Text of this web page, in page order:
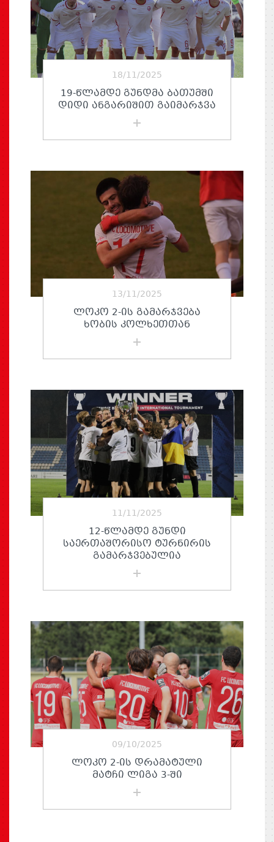
18/11/2025
19-ᲬᲚᲐᲛᲓᲔ ᲒᲣᲜᲓᲛᲐ ᲑᲐᲗᲣᲛᲨᲘ
ᲓᲘᲓᲘ ᲐᲜᲒᲐᲠᲘᲨᲘᲗ ᲒᲐᲘᲛᲐᲠᲯᲕᲐ
13/11/2025
ᲚᲝᲙᲝ 2-ᲘᲡ ᲒᲐᲛᲐᲠᲯᲕᲔᲑᲐ
ᲮᲝᲑᲘᲡ ᲙᲝᲚᲮᲔᲗᲗᲐᲜ
11/11/2025
12-ᲬᲚᲐᲛᲓᲔ ᲒᲣᲜᲓᲘ
ᲡᲐᲔᲠᲗᲐᲨᲝᲠᲘᲡᲝ ᲢᲣᲠᲜᲘᲠᲘᲡ
ᲒᲐᲛᲐᲠᲯᲕᲔᲑᲣᲚᲘᲐ
09/10/2025
ᲚᲝᲙᲝ 2-ᲘᲡ ᲓᲠᲐᲛᲐᲢᲣᲚᲘ
ᲛᲐᲢᲩᲘ ᲚᲘᲒᲐ 3-ᲨᲘ